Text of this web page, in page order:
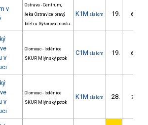
v
Ostrava - Centrum,
řeka Ostravice pravý
břeh u Sýkorova mostu
K1M slalom 19. 6/ZS
v
Olomouc - loděnice
SKUP, Mlýnský potok
C1M slalom 19. 6/ZS
v
Olomouc - loděnice
SKUP, Mlýnský potok
K1M slalom 28. 7/ZS